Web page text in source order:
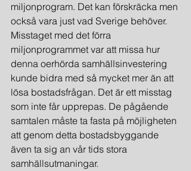
miljonprogram. Det kan förskräcka men
också vara just vad Sverige behöver.
Misstaget med det förra
miljonprogrammet var att missa hur
denna oerhörda samhällsinvestering
kunde bidra med så mycket mer än att
lösa bostadsfrågan. Det är ett misstag
som inte får upprepas. De pågående
samtalen måste ta fasta på möjligheten
att genom detta bostadsbyggande
även ta sig an vår tids stora
samhällsutmaningar.